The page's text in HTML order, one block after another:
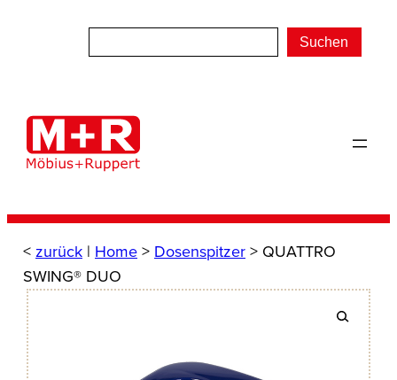
Suchen
< zurück | Home > Dosenspitzer > QUATTRO
SWING® DUO